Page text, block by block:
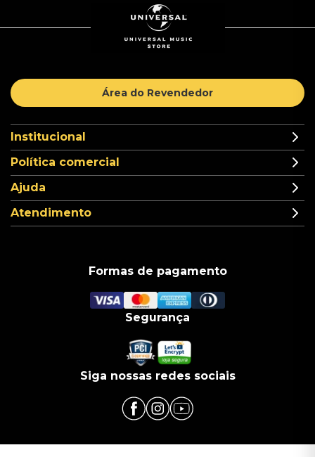
Área do Revendedor
Institucional
Política comercial
Ajuda
Atendimento
Formas de pagamento
Segurança
Siga nossas redes sociais